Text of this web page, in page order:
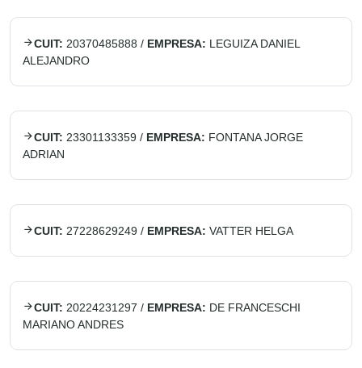
CUIT: 20370485888 / EMPRESA: LEGUIZA DANIEL
ALEJANDRO
CUIT: 23301133359 / EMPRESA: FONTANA JORGE
ADRIAN
CUIT: 27228629249 / EMPRESA: VATTER HELGA
CUIT: 20224231297 / EMPRESA: DE FRANCESCHI
MARIANO ANDRES